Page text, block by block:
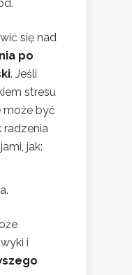
się nad
po
. Jeśli
stresu
może być
radzenia
jak:
i